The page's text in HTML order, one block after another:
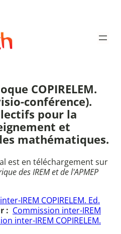
COPIRELEM.
conférence).
pour la
et
mathématiques.
est en téléchargement sur
des IREM et de l'APMEP
IREM COPIRELEM. Ed.
: Commission inter-IREM
inter-IREM COPIRELEM.